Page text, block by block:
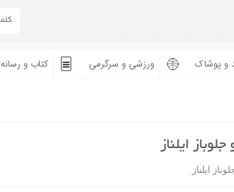
و پوشاک ورزشی و سرگرمی کتاب و رسانه
جلوباز ایلناز
ایلناز